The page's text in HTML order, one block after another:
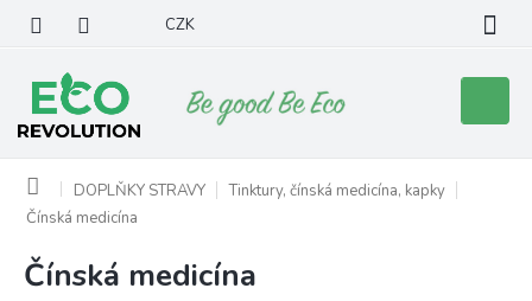
obsah
CZK
košík
Domů DOPLŇKY STRAVY
Tinktury, čínská medicína, kapky
Čínská medicína
Čínská medicína